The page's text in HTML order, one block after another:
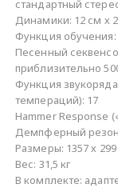
стандартный
Динамики: 12 см х
Функция обучения:
Песенный
приблизительно
Функция
темпераций): 17
Hammer Response
Демпферный
Размеры: 1357 х
Вес: 31,5 кг
В комплекте: